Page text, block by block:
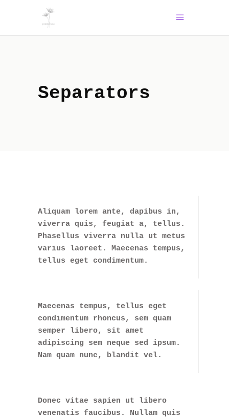
Separators
Aliquam lorem ante, dapibus in,
viverra quis, feugiat a, tellus.
Phasellus viverra nulla ut metus
varius laoreet. Maecenas tempus,
tellus eget condimentum.
Maecenas tempus, tellus eget
condimentum rhoncus, sem quam
semper libero, sit amet
adipiscing sem neque sed ipsum.
Nam quam nunc, blandit vel.
Donec vitae sapien ut libero
venenatis faucibus. Nullam quis